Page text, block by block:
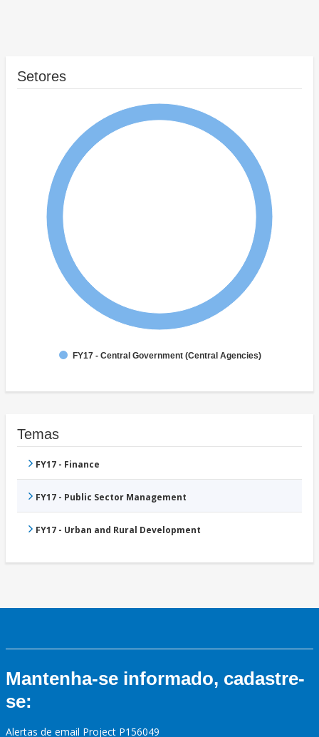
Setores
FY17 - Central Government (Central Agencies)
Temas
FY17 - Finance
FY17 - Public Sector Management
FY17 - Urban and Rural Development
Mantenha-se informado, cadastre-
se:
Alertas de email Project P156049